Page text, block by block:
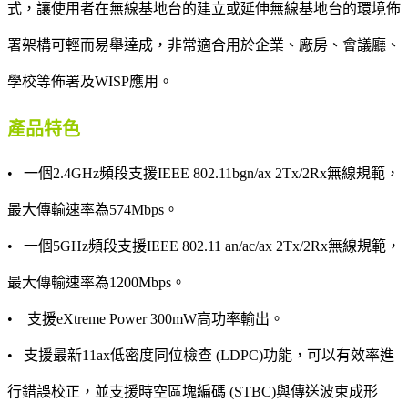
式，讓使用者在無線基地台的建立或延伸無線基地台的環境佈
署架構可輕而易舉達成，非常適合用於企業、廠房、會議廳、
學校等佈署及WISP應用。
產品特色
• 一個2.4GHz頻段支援IEEE 802.11bgn/ax 2Tx/2Rx無線規範，
最大傳輸速率為574Mbps。
• 一個5GHz頻段支援IEEE 802.11 an/ac/ax 2Tx/2Rx無線規範，
最大傳輸速率為1200Mbps。
• 支援eXtreme Power 300mW高功率輸出。
• 支援最新11ax低密度同位檢查 (LDPC)功能，可以有效率進
行錯誤校正，並支援時空區塊編碼 (STBC)與傳送波束成形